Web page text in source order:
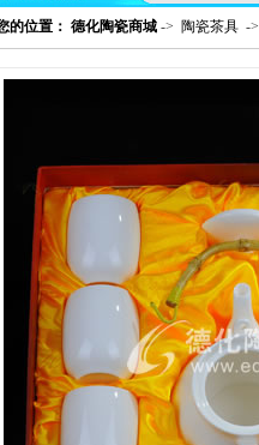
的位置： 德化陶瓷商城 -> 陶瓷茶具 ->